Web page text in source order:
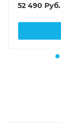
52 490 Руб.